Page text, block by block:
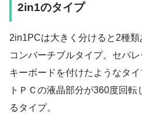
2in1のタイプ
2in1PCは大きく分けると2種
コンバーチブルタイプ。セパ
キーボードを付けたようなタ
トＰＣの液晶部分が360度回
るタイプ。